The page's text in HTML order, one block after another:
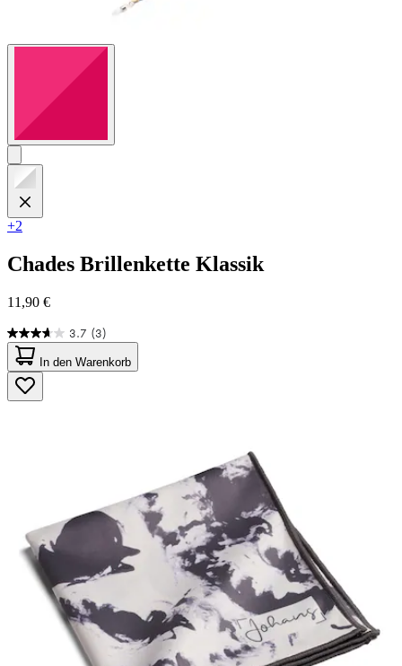
+2
Chades Brillenkette Klassik
11,90 €
3.7 (3)
3.7
von
5
Sternen.
3
In den Warenkorb